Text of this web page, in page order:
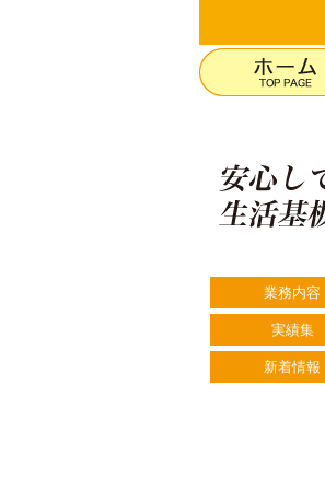
業務内容
実績集
新着情報